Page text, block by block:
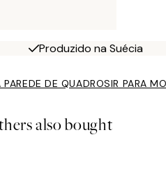
Produzido na Suécia
PAREDE DE QUADROSIR PARA
also bought